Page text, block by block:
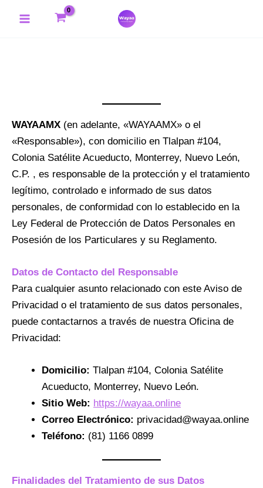
Main
WAYAAMX (en adelante, «WAYAAMX» o el
«Responsable»), con domicilio en Tlalpan #104,
Colonia Satélite Acueducto, Monterrey, Nuevo León,
C.P. , es responsable de la protección y el tratamiento
legítimo, controlado e informado de sus datos
personales, de conformidad con lo establecido en la
Ley Federal de Protección de Datos Personales en
Posesión de los Particulares y su Reglamento.
Datos de Contacto del Responsable
Para cualquier asunto relacionado con este Aviso de
Privacidad o el tratamiento de sus datos personales,
puede contactarnos a través de nuestra Oficina de
Privacidad:
Domicilio: Tlalpan #104, Colonia Satélite
Acueducto, Monterrey, Nuevo León.
Sitio Web: https://wayaa.online
Correo Electrónico: privacidad@wayaa.online
Teléfono: (81) 1166 0899
Finalidades del Tratamiento de sus Datos